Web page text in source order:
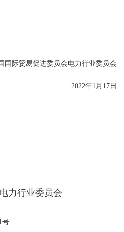
国际贸易促进委员会电力行业委员会
2022年1月17日
力行业委员会
号